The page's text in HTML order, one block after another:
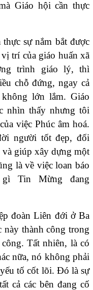
Giáo hội cần thực
sự nắm bắt được
trí của giáo huấn xã
trình giáo lý, thì
chỗ đứng, ngay cả
lớn lắm. Giáo
nhìn thấy nhưng tôi
việc Phúc âm hoá.
người tốt đẹp, đối
giúp xây dựng một
là về việc loan báo
Tin Mừng đang
đoàn Liên đới ở Ba
này thành công trong
Tất nhiên, là có
nữa, nó không phải
tố cốt lõi. Đó là sự
cả các bên đang cố